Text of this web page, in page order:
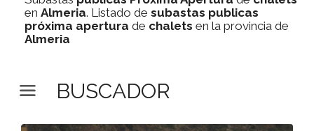
en Almeria. Listado de subastas publicas
próxima apertura de chalets en la provincia de
Almeria
BUSCADOR